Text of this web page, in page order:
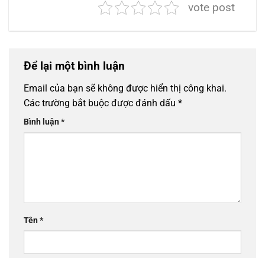
vote post
Để lại một bình luận
Email của bạn sẽ không được hiển thị công khai.
Các trường bắt buộc được đánh dấu *
Bình luận*
Tên*